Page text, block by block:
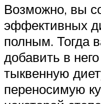
Возможно, вы
эффективных
полным. Тогда
добавить в
тыквенную
переносимую